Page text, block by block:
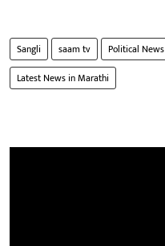
Sangli saam tv Political News
Latest News in Marathi